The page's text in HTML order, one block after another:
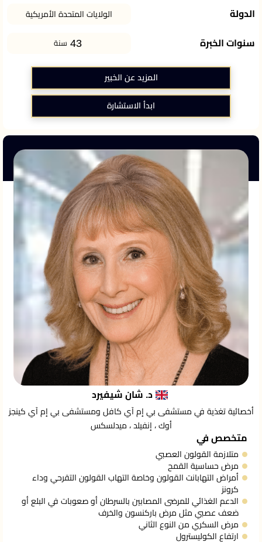
الدولة الولايات المتحدة الأمريكية
سنوات الخبرة 43 سنة
المزيد عن الخبير
ابدأ الاستشارة
د. شان شيفيرد
أخصائية تغذية في مستشفى بي إم آي كافل ومستشفى بي إم آي كينجز
أوك ، إنفيلد ، ميدلسكس
متخصص في
متلازمة القولون العصبي
مرض حساسية القمح
أمراض التهابانت القولون وخاصة التهاب القولون التقرحي وداء
كرونز
الدعم الغذائي للمرضى المصابين بالسرطان أو صعوبات في البلع أو
ضعف عصبي مثل مرض باركنسون والخرف
مرض السكري من النوع الثاني
ارتفاع الكوليسترول